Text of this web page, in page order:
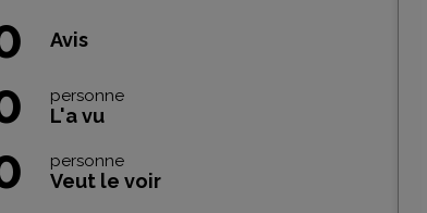
Avis
personne
L'a vu
personne
Veut le voir